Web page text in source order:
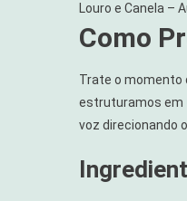
Louro e Canela –
Como
Trate o momento
estruturamos em
voz direcionando